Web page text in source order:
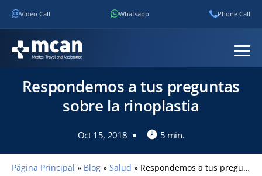
Video Call Whatsapp Phone Call
Respondemos a tus preguntas
sobre la rinoplastia
Oct 15, 2018 5 min.
Página Principal » Blog » Salud » Respondemos a tus preguntas sobre la rinoplastia